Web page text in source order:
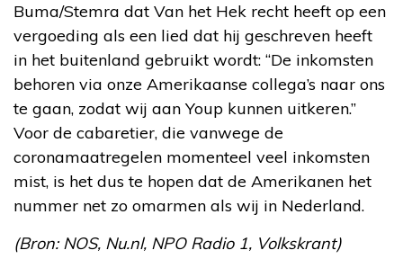
Buma/Stemra dat Van het Hek recht heeft op een
vergoeding als een lied dat hij geschreven heeft
in het buitenland gebruikt wordt: “De inkomsten
behoren via onze Amerikaanse collega’s naar ons
te gaan, zodat wij aan Youp kunnen uitkeren.”
Voor de cabaretier, die vanwege de
coronamaatregelen momenteel veel inkomsten
mist, is het dus te hopen dat de Amerikanen het
nummer net zo omarmen als wij in Nederland.
(Bron: NOS, Nu.nl, NPO Radio 1, Volkskrant)